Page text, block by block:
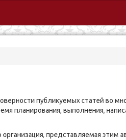
публикуемых статей во
планирования, выполнения,
представляемая этим